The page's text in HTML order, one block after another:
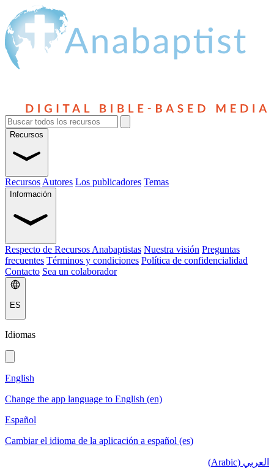
Recursos
Recursos Autores Los publicadores Temas
Información
Respecto de Recursos Anabaptistas Nuestra visión Preguntas
frecuentes Términos y condiciones Política de confidencialidad
Contacto Sea un colaborador
ES
Idiomas
English
Change the app language to English (en)
Español
Cambiar el idioma de la aplicación a español (es)
العربي (Arabic)